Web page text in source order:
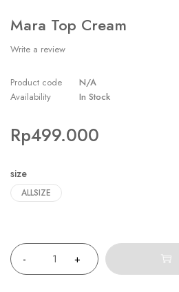
Mara Top Cream
Write a review
Product code
N/A
Availability
In Stock
Rp499.000
size
ALLSIZE